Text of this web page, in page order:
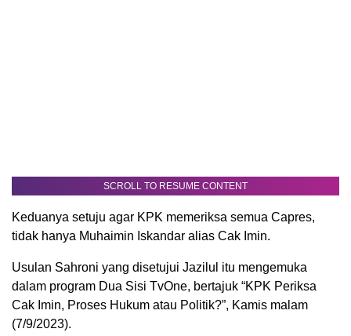
SCROLL TO RESUME CONTENT
Keduanya setuju agar KPK memeriksa semua Capres,
tidak hanya Muhaimin Iskandar alias Cak Imin.
Usulan Sahroni yang disetujui Jazilul itu mengemuka
dalam program Dua Sisi TvOne, bertajuk “KPK Periksa
Cak Imin, Proses Hukum atau Politik?”, Kamis malam
(7/9/2023).